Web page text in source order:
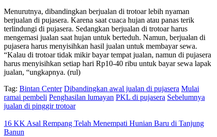
Menurutnya, dibandingkan berjualan di trotoar lebih nyaman
berjualan di pujasera. Karena saat cuaca hujan atau panas terik
terlindungi di pujasera. Sedangkan berjualan di trotoar harus
mengemasi jualan saat hujan untuk berteduh. Namun, berjualan di
pujasera harus menyisihkan hasil jualan untuk membayar sewa.
“Kalau di trotoar tidak mikir bayar tempat jualan, namun di pujasera
harus menyisihkan setiap hari Rp10-40 ribu untuk bayar sewa lapak
jualan, “ungkapnya. (rul)
Tag: Bintan Center Dibandingkan awal jualan di pujasera Mulai
ramai pembeli Penghasilan lumayan PKL di pujasera Sebelumnya
jualan di pinggir trotoar
16 KK Asal Rempang Telah Menempati Hunian Baru di Tanjung
Banun